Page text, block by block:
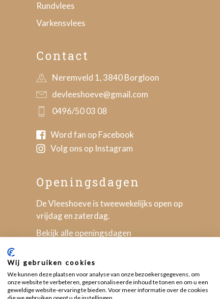
Rundvlees
Varkensvlees
Contact
Neremveld 1, 3840 Borgloon
devleeshoeve@gmail.com
0496/50 03 08
Word fan op Facebook
Volg ons op Instagram
Openingsdagen
De Vleeshoeve is tweewekelijks open op
vrijdag en zaterdag.
Bekijk alle openingsdagen
Wij gebruiken cookies
We kunnen deze plaatsen voor analyse van onze bezoekersgegevens, om
onze website te verbeteren, gepersonaliseerde inhoud te tonen en om u een
geweldige website-ervaring te bieden. Voor meer informatie over de cookies